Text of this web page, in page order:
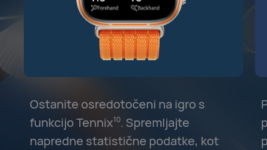
Ostanite osredotočeni na igro s
funkcijo Tennix⁠10⁠. Spremljajte
napredne statistične podatke, kot